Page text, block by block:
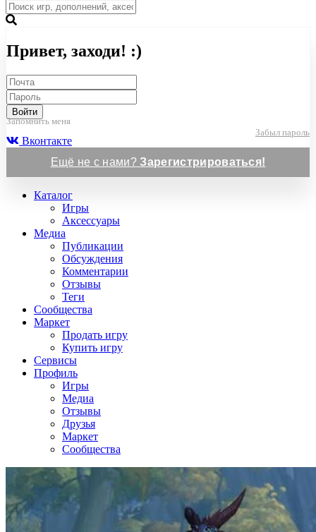
Привет, заходи! :)
Войти
Запомнить меня
Забыл пароль
Вконтакте
Ещё не с нами?Зарегистрироваться!
Каталог
Игры
Аксессуары
Медиа
Публикации
Обсуждения
Комментарии
Отзывы
Теги
Сообщества
Маркет
Продать игру
Купить игру
Сервисы
Профиль
Игры
Медиа
Отзывы
Друзья
Маркет
Сообщества